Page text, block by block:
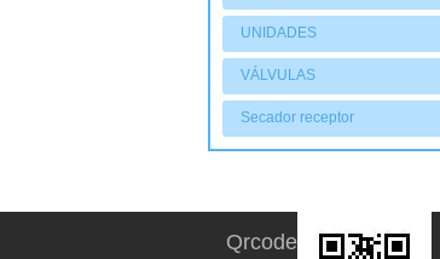
COMPRESSORES
UNIDADES
CONDENSADORAS
VÁLVULAS
Secador receptor
Qrcode